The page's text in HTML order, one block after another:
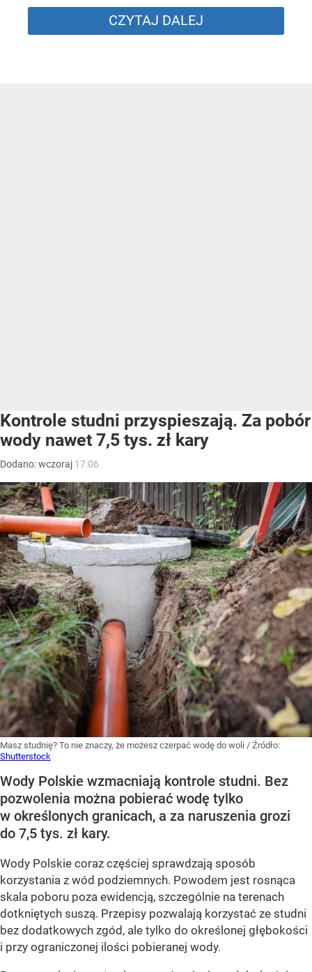
CZYTAJ DALEJ
Kontrole studni przyspieszają. Za pobór
wody nawet 7,5 tys. zł kary
Dodano:wczoraj 17:06
Masz studnię? To nie znaczy, że możesz czerpać wodę do woli / Źródło:
Shutterstock
Wody Polskie wzmacniają kontrole studni. Bez
pozwolenia można pobierać wodę tylko
w określonych granicach, a za naruszenia grozi
do 7,5 tys. zł kary.
Wody Polskie coraz częściej sprawdzają sposób
korzystania z wód podziemnych. Powodem jest rosnąca
skala poboru poza ewidencją, szczególnie na terenach
dotkniętych suszą. Przepisy pozwalają korzystać ze studni
bez dodatkowych zgód, ale tylko do określonej głębokości
i przy ograniczonej ilości pobieranej wody.